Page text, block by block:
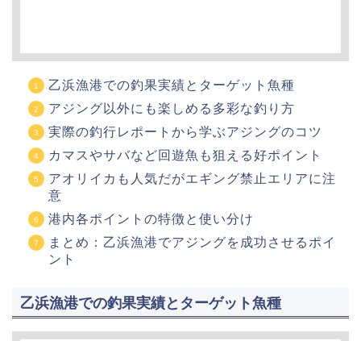
乙浜漁港での釣果実績とターゲット魚種
アジング以外にも楽しめる多彩な釣り方
実際の釣行レポートから学ぶアジングのコツ
カマスやサバなど回遊魚も狙える好ポイント
アオリイカも人気だがエギング禁止エリアに注
意
港内各ポイントの特徴と使い分け
まとめ：乙浜漁港でアジングを成功させるポイ
ント
乙浜漁港での釣果実績とターゲット魚種